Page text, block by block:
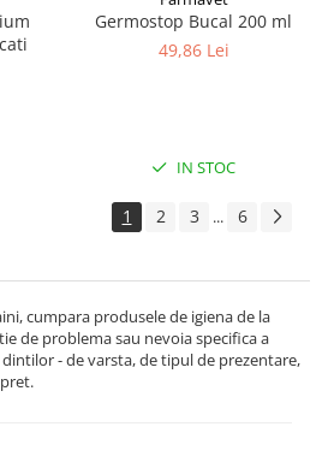
Germostop Bucal 200 ml
49,86 Lei
IN STOC
1 2 3 ... 6
cumpara produsele de igiena de la
de problema sau nevoia specifica a
- de varsta, de tipul de prezentare,